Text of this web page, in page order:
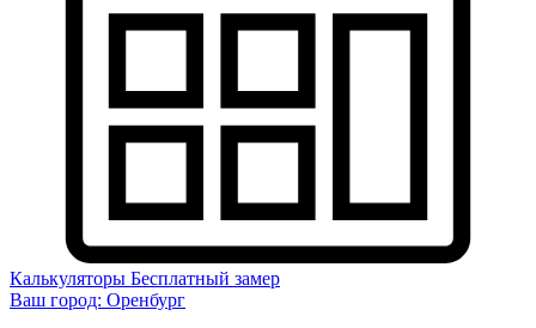
Калькуляторы Бесплатный замер
Ваш город: Оренбург